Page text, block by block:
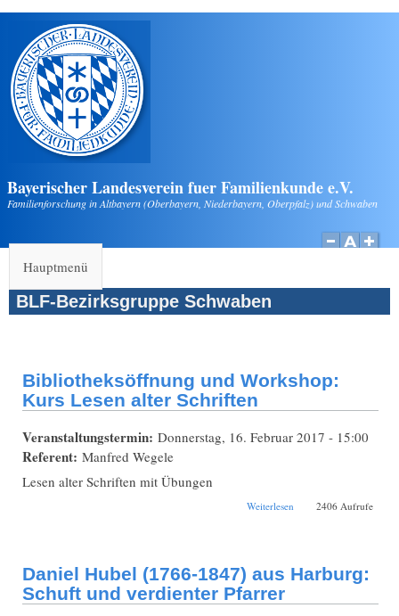
Direkt zum Inhalt
Bayerischer Landesverein fuer Familienkunde e.V.
Familienforschung in Altbayern (Oberbayern, Niederbayern, Oberpfalz) und Schwaben
Hauptmenü
BLF-Bezirksgruppe Schwaben
Bibliotheksöffnung und Workshop:
Kurs Lesen alter Schriften
Veranstaltungstermin: Donnerstag, 16. Februar 2017 - 15:00
Referent: Manfred Wegele
Lesen alter Schriften mit Übungen
Weiterlesen 2406 Aufrufe
Daniel Hubel (1766-1847) aus Harburg:
Schuft und verdienter Pfarrer